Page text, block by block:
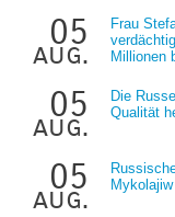
05
aug.
Frau
Millionen
05
aug.
Die
Qualität
05
aug.